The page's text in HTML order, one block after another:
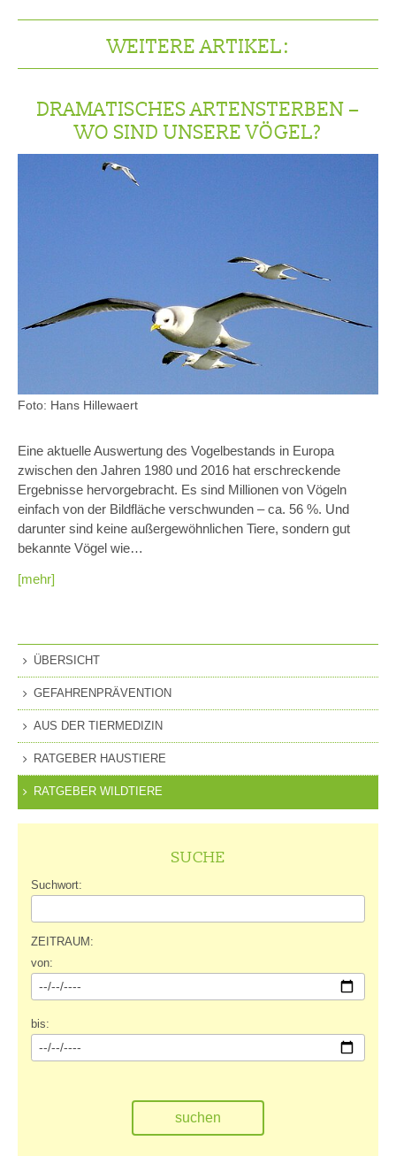
WEITERE ARTIKEL:
DRAMATISCHES ARTENSTERBEN –
WO SIND UNSERE VÖGEL?
Foto: Hans Hillewaert
Eine aktuelle Auswertung des Vogelbestands in Europa
zwischen den Jahren 1980 und 2016 hat erschreckende
Ergebnisse hervorgebracht. Es sind Millionen von Vögeln
einfach von der Bildfläche verschwunden – ca. 56 %. Und
darunter sind keine außergewöhnlichen Tiere, sondern gut
bekannte Vögel wie…
[mehr]
ÜBERSICHT
GEFAHRENPRÄVENTION
AUS DER TIERMEDIZIN
RATGEBER HAUSTIERE
RATGEBER WILDTIERE
SUCHE
Suchwort:
ZEITRAUM:
von:
bis: